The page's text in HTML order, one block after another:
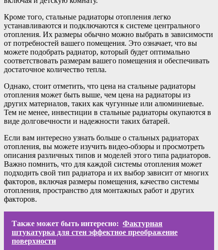
Кроме того, стальные радиаторы отопления легко
устанавливаются и подключаются к системе центрального
отопления. Их размеры обычно можно выбрать в зависимости
от потребностей вашего помещения. Это означает, что вы
можете подобрать радиатор, который будет оптимально
соответствовать размерам вашего помещения и обеспечивать
достаточное количество тепла.
Однако, стоит отметить, что цена на стальные радиаторы
отопления может быть выше, чем цена на радиаторы из
других материалов, таких как чугунные или алюминиевые.
Тем не менее, инвестиции в стальные радиаторы окупаются в
виде долговечности и надежности таких батарей.
Если вам интересно узнать больше о стальных радиаторах
отопления, вы можете изучить видео-обзоры и просмотреть
описания различных типов и моделей этого типа радиаторов.
Важно помнить, что для каждой системы отопления может
подходить свой тип радиатора и их выбор зависит от многих
факторов, включая размеры помещения, качество системы
отопления, пространство для монтажных работ и других
факторов.
Также может быть интересно: Фактурная
штукатурка для стен эффектное преображение
поверхности